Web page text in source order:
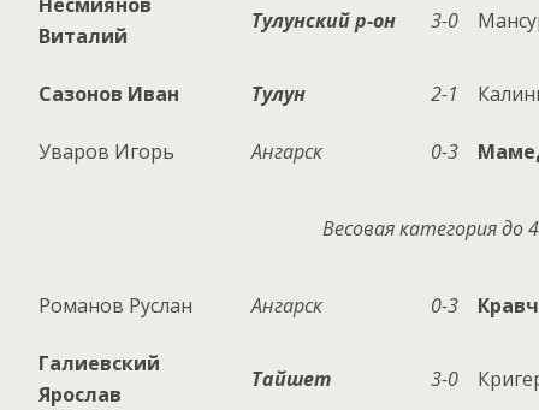
Несмиянов
Виталий
Тулунский р-он 3-0
Сазонов Иван Тулун 2-1
Уваров Игорь Ангарск 0-3
Весовая категория до
Романов Руслан Ангарск 0-3
Галиевский
Ярослав
Тайшет 3-0